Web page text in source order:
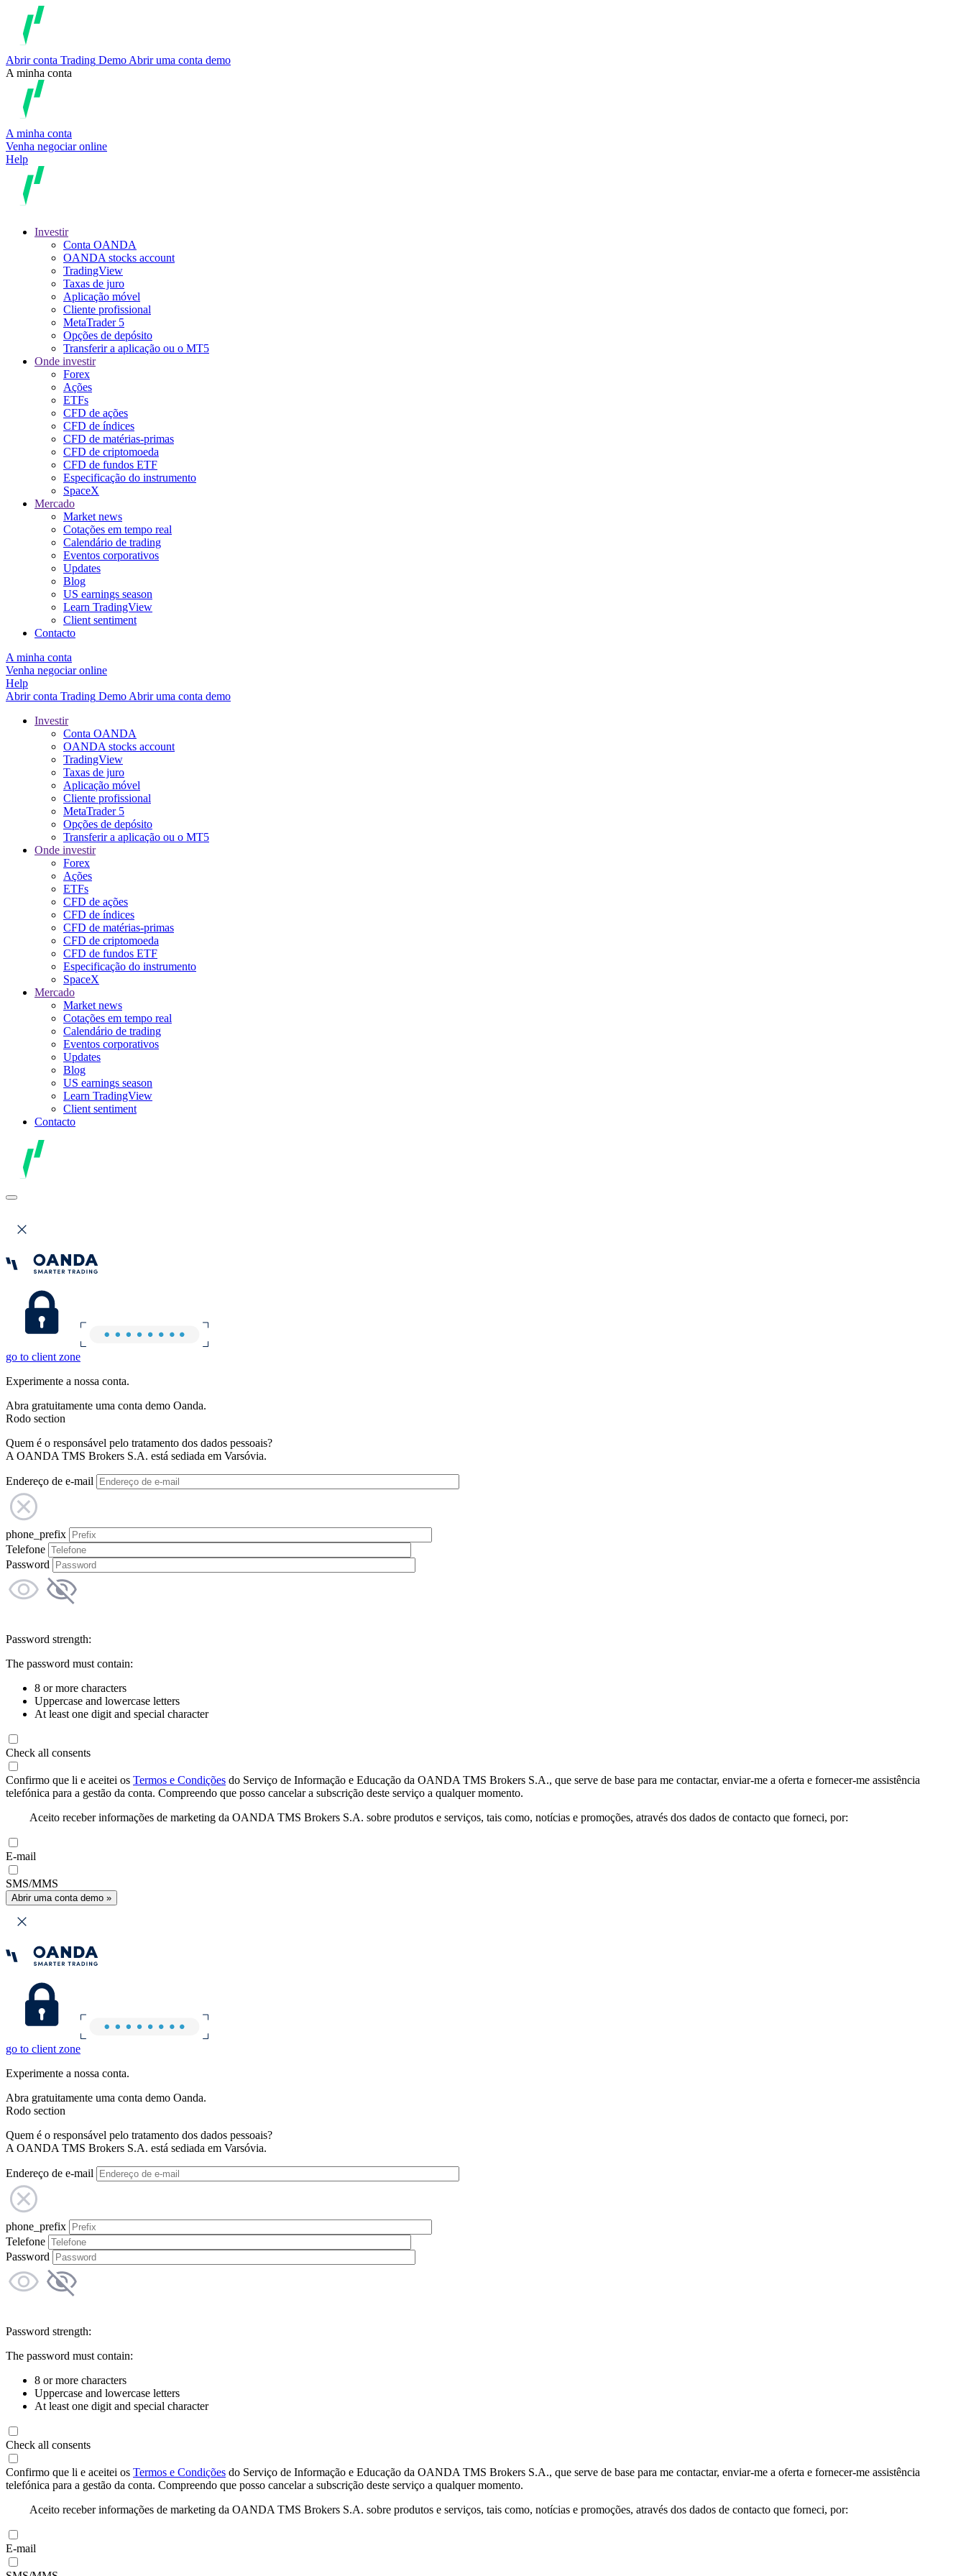
Abrir conta Trading Demo Abrir uma conta demo
A minha conta
A minha conta
Venha negociar online
Help
Investir
Conta OANDA
OANDA stocks account
TradingView
Taxas de juro
Aplicação móvel
Cliente profissional
MetaTrader 5
Opções de depósito
Transferir a aplicação ou o MT5
Onde investir
Forex
Ações
ETFs
CFD de ações
CFD de índices
CFD de matérias-primas
CFD de criptomoeda
CFD de fundos ETF
Especificação do instrumento
SpaceX
Mercado
Market news
Cotações em tempo real
Calendário de trading
Eventos corporativos
Updates
Blog
US earnings season
Learn TradingView
Client sentiment
Contacto
A minha conta
Venha negociar online
Help
Abrir conta Trading Demo Abrir uma conta demo
Investir
Conta OANDA
OANDA stocks account
TradingView
Taxas de juro
Aplicação móvel
Cliente profissional
MetaTrader 5
Opções de depósito
Transferir a aplicação ou o MT5
Onde investir
Forex
Ações
ETFs
CFD de ações
CFD de índices
CFD de matérias-primas
CFD de criptomoeda
CFD de fundos ETF
Especificação do instrumento
SpaceX
Mercado
Market news
Cotações em tempo real
Calendário de trading
Eventos corporativos
Updates
Blog
US earnings season
Learn TradingView
Client sentiment
Contacto
go to client zone
Experimente a nossa conta.
Abra gratuitamente uma conta demo Oanda.
Rodo section
Quem é o responsável pelo tratamento dos dados pessoais?
A OANDA TMS Brokers S.A. está sediada em Varsóvia.
Endereço de e-mail
phone_prefix
Telefone
Password
Password strength:
The password must contain:
8 or more characters
Uppercase and lowercase letters
At least one digit and special character
Check all consents
Confirmo que li e aceitei os Termos e Condições do Serviço de Informação e Educação da OANDA TMS Brokers S.A., que serve de base para me contactar, enviar-me a oferta e fornecer-me assistência
telefónica para a gestão da conta. Compreendo que posso cancelar a subscrição deste serviço a qualquer momento.
Aceito receber informações de marketing da OANDA TMS Brokers S.A. sobre produtos e serviços, tais como, notícias e promoções, através dos dados de contacto que forneci, por:
E-mail
SMS/MMS
Abrir uma conta demo »
go to client zone
Experimente a nossa conta.
Abra gratuitamente uma conta demo Oanda.
Rodo section
Quem é o responsável pelo tratamento dos dados pessoais?
A OANDA TMS Brokers S.A. está sediada em Varsóvia.
Endereço de e-mail
phone_prefix
Telefone
Password
Password strength:
The password must contain:
8 or more characters
Uppercase and lowercase letters
At least one digit and special character
Check all consents
Confirmo que li e aceitei os Termos e Condições do Serviço de Informação e Educação da OANDA TMS Brokers S.A., que serve de base para me contactar, enviar-me a oferta e fornecer-me assistência
telefónica para a gestão da conta. Compreendo que posso cancelar a subscrição deste serviço a qualquer momento.
Aceito receber informações de marketing da OANDA TMS Brokers S.A. sobre produtos e serviços, tais como, notícias e promoções, através dos dados de contacto que forneci, por:
E-mail